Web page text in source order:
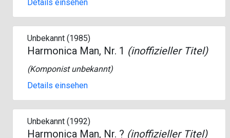
Details einsehen
Unbekannt (1985)
Harmonica Man, Nr. 1 (inoffizieller Titel)
(Komponist unbekannt)
Details einsehen
Unbekannt (1992)
Harmonica Man, Nr. ? (inoffizieller Titel)